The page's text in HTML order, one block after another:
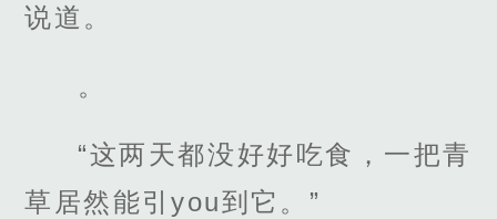
说道。
。
“这两天都没好好吃食，一把青
草居然能引you到它。”